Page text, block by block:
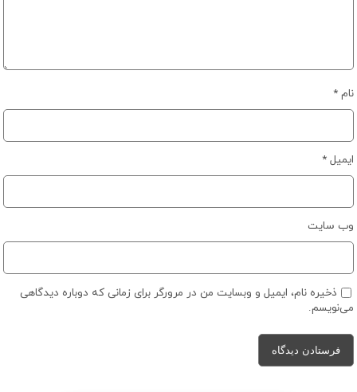
نام*
ایمیل*
وب‌ سایت
ذخیره نام، ایمیل و وبسایت من در مرورگر برای زمانی که دوباره دیدگاهی
می‌نویسم.